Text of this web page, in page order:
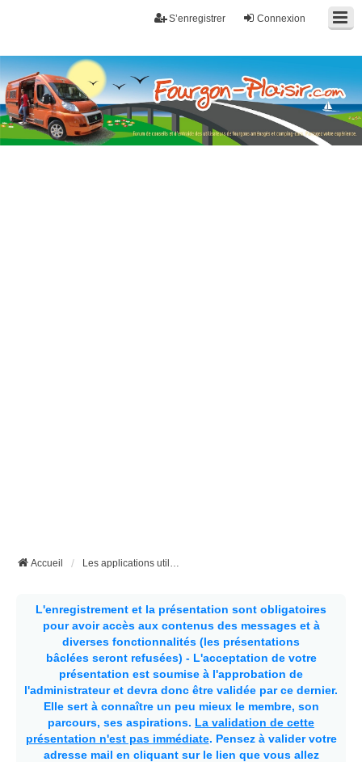
Connexion
S’enregistrer
Fourgon-plaisir.com
Forum de conseils et d'entraide des utilisateurs de fourgons, fourgons
aménagés, vans et de camping-car. Partagez votre expérience.
Accueil Les applications utiles pour les fourgons et les camping-cars
L'enregistrement et la présentation sont obligatoires
pour avoir accès aux contenus des messages et à
diverses fonctionnalités (les présentations
bâclées seront refusées) - L'acceptation de votre
présentation est soumise à l'approbation de
l'administrateur et devra donc être validée par ce dernier.
Elle sert à connaître un peu mieux le membre, son
parcours, ses aspirations. La validation de cette
présentation n'est pas immédiate. Pensez à valider votre
adresse mail en cliquant sur le lien que vous allez